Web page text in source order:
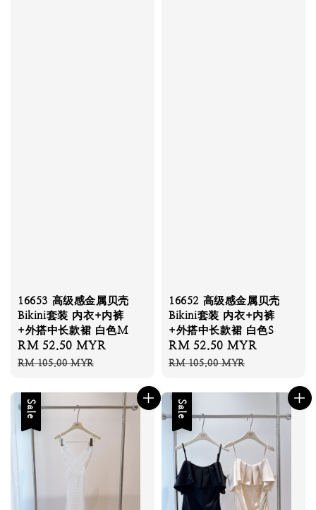
16653 高级感金属贝壳
Bikini套装 内衣+内裤
+外搭中长款裙 白色M
Sale
price
RM 52.50 MYR
RM 105.00 MYR
16652 高级感金属贝壳
Bikini套装 内衣+内裤
+外搭中长款裙 白色S
Sale
price
RM 52.50 MYR
RM 105.00 MYR
Sale Sale